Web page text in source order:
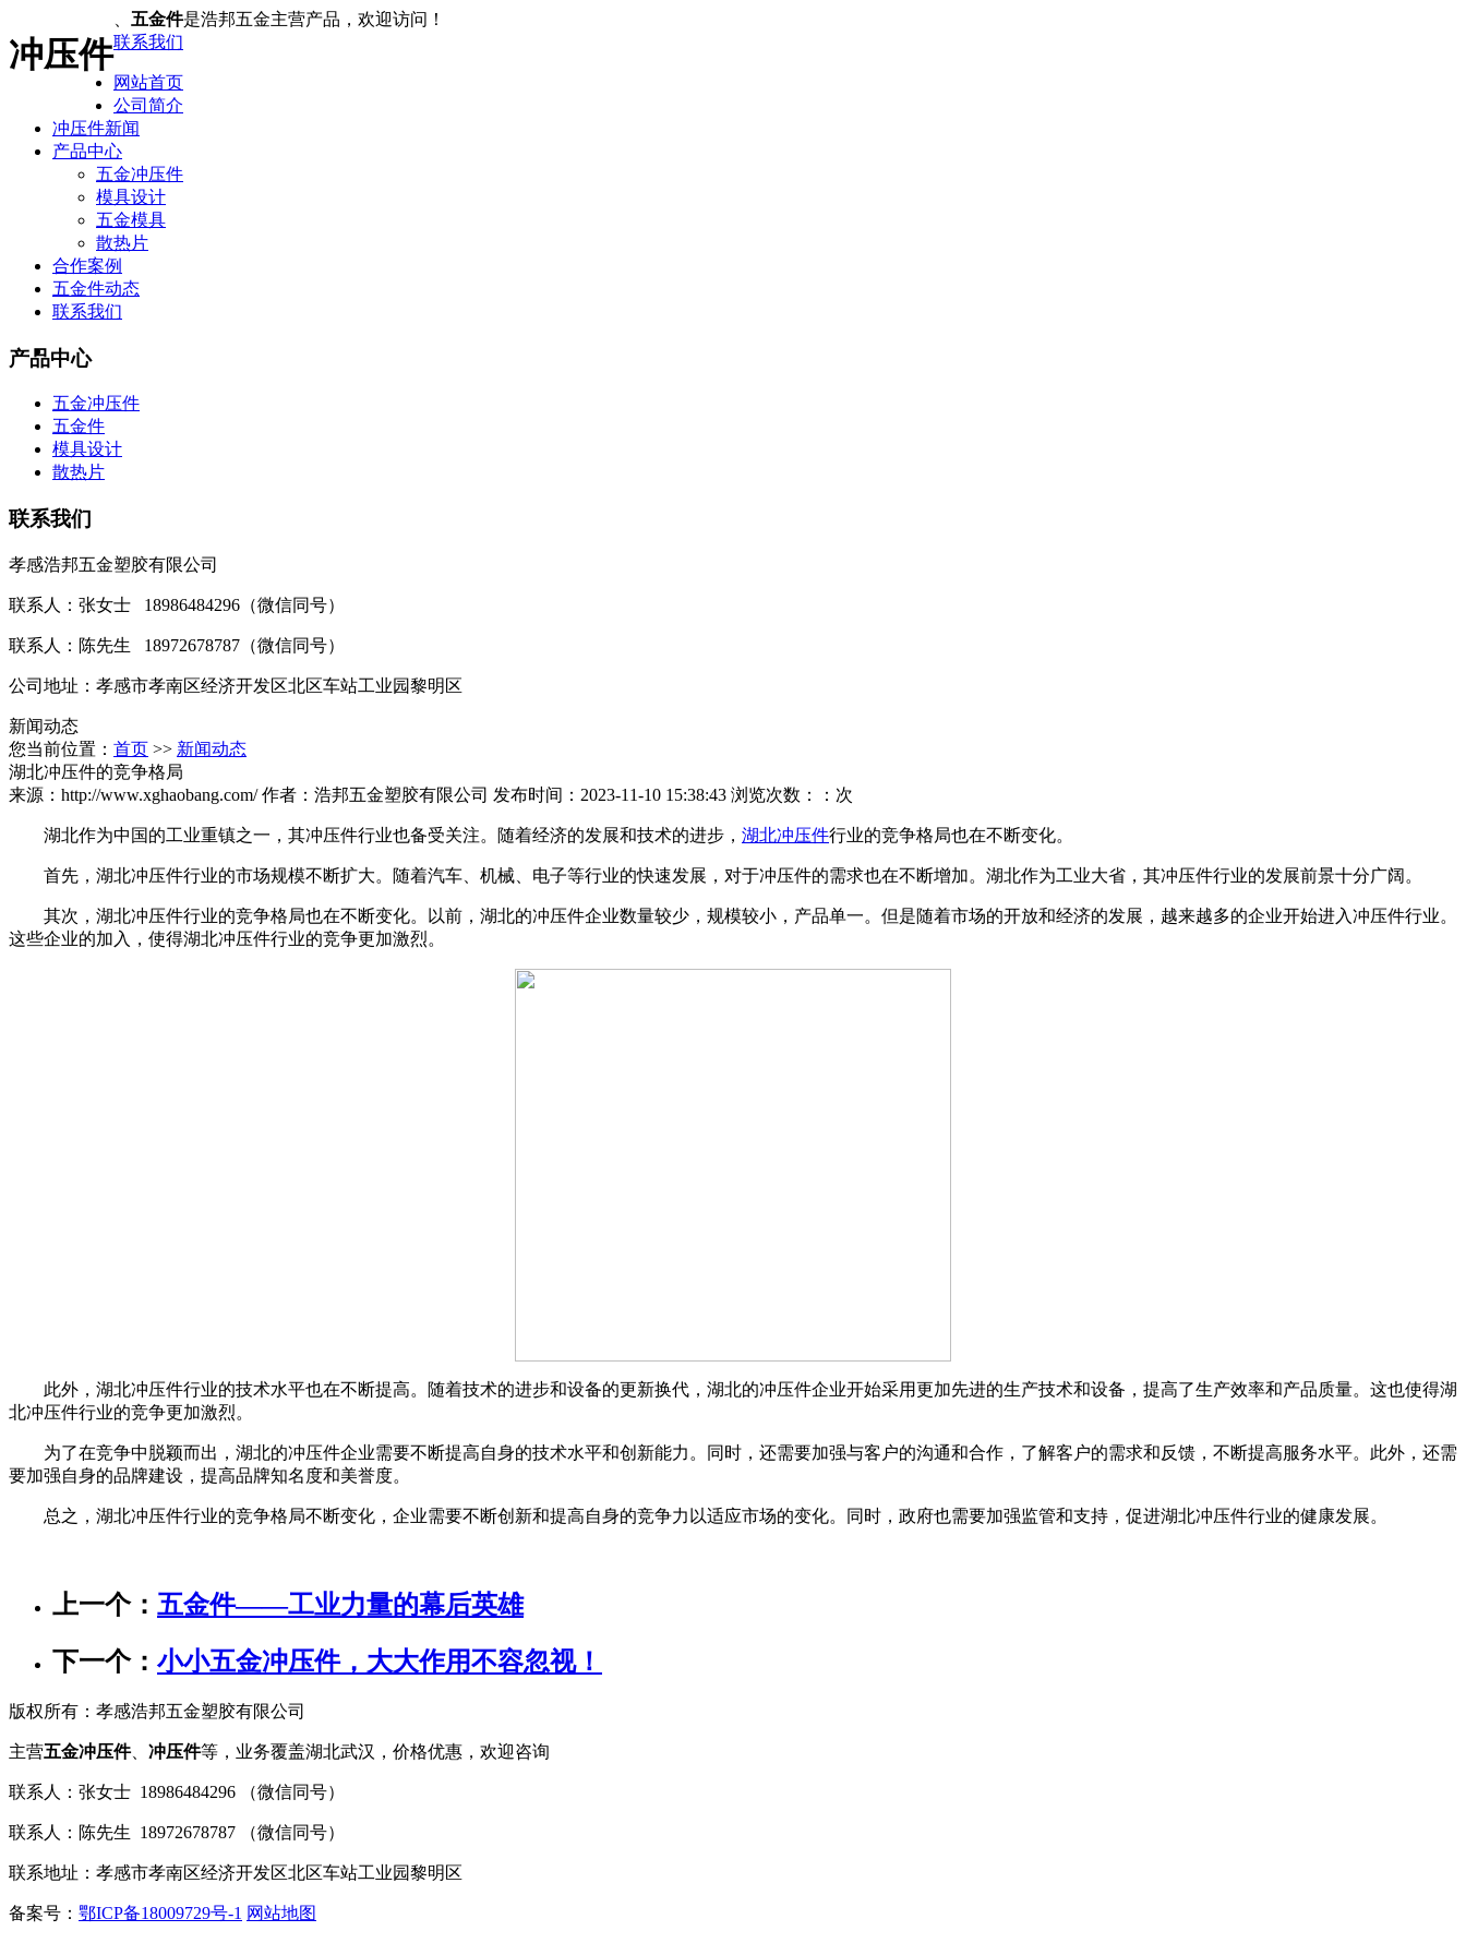
冲压件
五金件是浩邦五金主营产品，欢迎访问！
联系我们
网站首页
公司简介
冲压件新闻
产品中心
五金冲压件
模具设计
五金模具
散热片
合作案例
五金件动态
联系我们
产品中心
五金冲压件
五金件
模具设计
散热片
联系我们
孝感浩邦五金塑胶有限公司
联系人：张女士 18986484296（微信同号）
联系人：陈先生 18972678787（微信同号）
公司地址：孝感市孝南区经济开发区北区车站工业园黎明区
新闻动态
您当前位置： 首页 >> 新闻动态
湖北冲压件的竞争格局
来源：http://www.xghaobang.com/ 作者：浩邦五金塑胶有限公司 发布时间：2023-11-10 15:38:43 浏览次数：： 次
湖北作为中国的工业重镇之一，其冲压件行业也备受关注。随着经济的发展和技术的进步， 湖北冲压件行业的竞争格局也在不断变化。
首先，湖北冲压件行业的市场规模不断扩大。随着汽车、机械、电子等行业的快速发展，对于冲压件的需求也在不断增加。湖北作为工业大省，其冲压件行业的发展前景十分广阔。
其次，湖北冲压件行业的竞争格局也在不断变化。以前，湖北的冲压件企业数量较少，规模较小，产品单一。但是随着市场的开放和经济的发展，越来越多的企业开始进入冲压件行业。
这些企业的加入，使得湖北冲压件行业的竞争更加激烈。
此外，湖北冲压件行业的技术水平也在不断提高。随着技术的进步和设备的更新换代，湖北的冲压件企业开始采用更加先进的生产技术和设备，提高了生产效率和产品质量。这也使得湖
北冲压件行业的竞争更加激烈。
为了在竞争中脱颖而出，湖北的冲压件企业需要不断提高自身的技术水平和创新能力。同时，还需要加强与客户的沟通和合作，了解客户的需求和反馈，不断提高服务水平。此外，还需
要加强自身的品牌建设，提高品牌知名度和美誉度。
总之，湖北冲压件行业的竞争格局不断变化，企业需要不断创新和提高自身的竞争力以适应市场的变化。同时，政府也需要加强监管和支持，促进湖北冲压件行业的健康发展。
上一个： 五金件——工业力量的幕后英雄
下一个： 小小五金冲压件，大大作用不容忽视！
版权所有：孝感浩邦五金塑胶有限公司
主营五金冲压件、 冲压件等，业务覆盖湖北武汉，价格优惠，欢迎咨询
联系人：张女士 18986484296 （微信同号）
联系人：陈先生 18972678787 （微信同号）
联系地址：孝感市孝南区经济开发区北区车站工业园黎明区
备案号： 鄂ICP备18009729号-1 网站地图